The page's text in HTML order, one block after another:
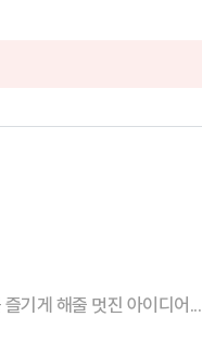
기게 해줄 멋진 아이디어...